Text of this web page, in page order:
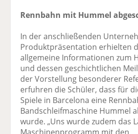
Rennbahn mit Hummel
In der anschließenden
Produktpräsentation erhielten
allgemeine Informationen zum
und dessen geschichtlichen
der Vorstellung besonderer
erfuhren die Schüler, dass für
Spiele in Barcelona eine
Bandschleifmaschine Hummel
wurde. „Uns wurde zudem das